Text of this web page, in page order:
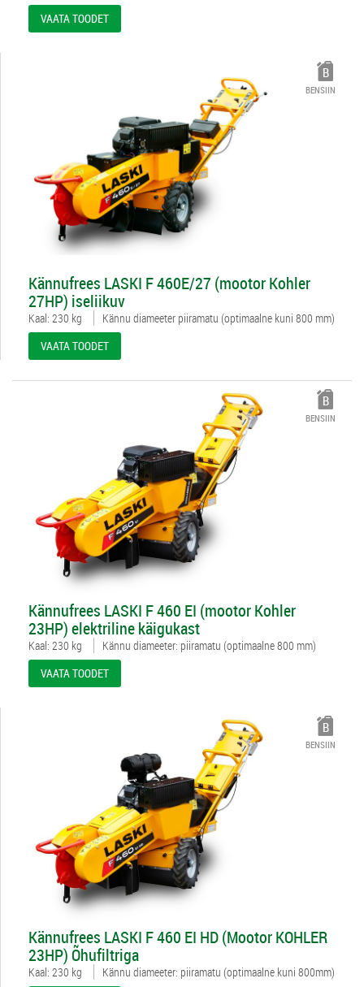
VAATA TOODET
312372
BENSIIN
Kännufrees LASKI F 460E/27 (mootor Kohler
27HP) iseliikuv
Kaal: 230 kg
Kännu diameeter piiramatu (optimaalne kuni 800 mm)
VAATA TOODET
3497906
BENSIIN
Kännufrees LASKI F 460 EI (mootor Kohler
23HP) elektriline käigukast
Kaal: 230 kg
Kännu diameeter: piiramatu (optimaalne 800 mm)
VAATA TOODET
4981595
BENSIIN
Kännufrees LASKI F 460 EI HD (Mootor KOHLER
23HP) Õhufiltriga
Kaal: 230 kg Kännu diameeter: piiramatu (optimaalne kuni 800mm)